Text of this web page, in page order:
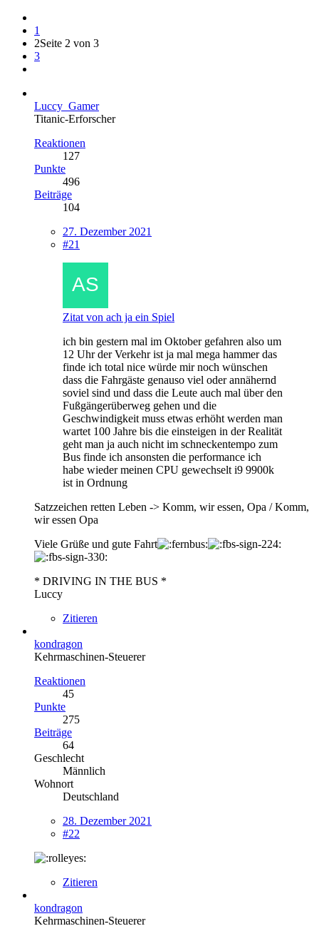
1
2Seite 2 von 3
3
Luccy_Gamer
Titanic-Erforscher
Reaktionen
127
Punkte
496
Beiträge
104
27. Dezember 2021
#21
Zitat von ach ja ein Spiel
ich bin gestern mal im Oktober gefahren also um
12 Uhr der Verkehr ist ja mal mega hammer das
finde ich total nice würde mir noch wünschen
dass die Fahrgäste genauso viel oder annähernd
soviel sind und dass die Leute auch mal über den
Fußgängerüberweg gehen und die
Geschwindigkeit muss etwas erhöht werden man
wartet 100 Jahre bis die einsteigen in der Realität
geht man ja auch nicht im schneckentempo zum
Bus finde ich ansonsten die performance ich
habe wieder meinen CPU gewechselt i9 9900k
ist in Ordnung
Satzzeichen retten Leben -> Komm, wir essen, Opa / Komm,
wir essen Opa
Viele Grüße und gute Fahrt
* DRIVING IN THE BUS *
Luccy
Zitieren
kondragon
Kehrmaschinen-Steuerer
Reaktionen
45
Punkte
275
Beiträge
64
Geschlecht
Männlich
Wohnort
Deutschland
28. Dezember 2021
#22
Zitieren
kondragon
Kehrmaschinen-Steuerer